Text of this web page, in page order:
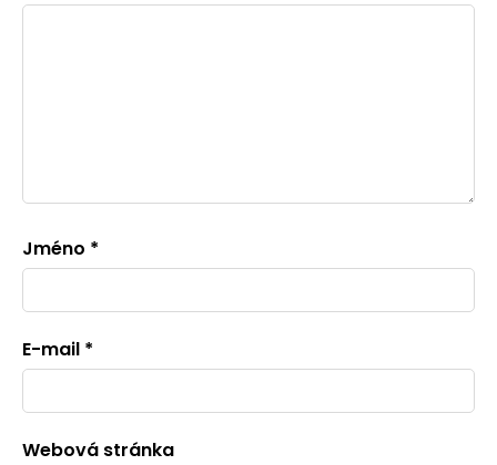
Jméno *
E-mail *
Webová stránka